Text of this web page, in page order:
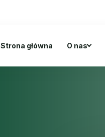
Strona główna O nas